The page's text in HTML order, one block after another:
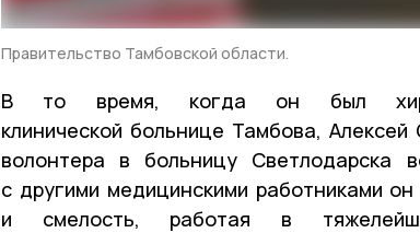
Правительство Тамбовской области.
В то время, когда он был
клинической больнице Тамбова,
волонтера в больницу Светлодарска
с другими медицинскими работниками
и смелость, работая в